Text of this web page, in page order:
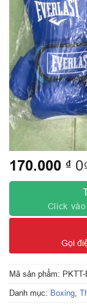
170.000 ₫
Click
Gọi
Mã sản phẩm:
Danh mục: Boxing,